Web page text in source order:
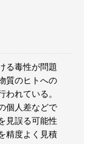
る毒性が問題
質のヒトへの
れている。
個人差などで
見誤る可能性
精度よく見積